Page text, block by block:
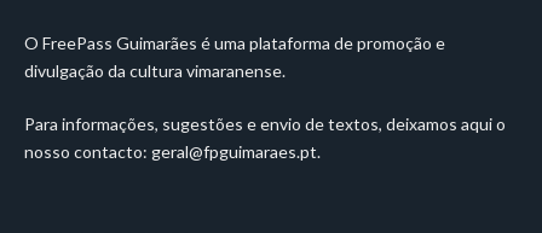
O FreePass Guimarães é uma plataforma de promoção e
divulgação da cultura vimaranense.
Para informações, sugestões e envio de textos, deixamos aqui o
nosso contacto: geral@fpguimaraes.pt.